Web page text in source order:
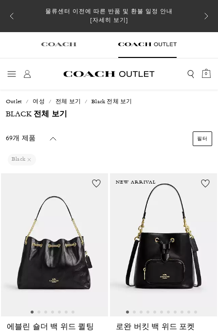
될 수
물류센터 이전에 따른 반품 및 환불 일정 안내
[자세히 보기]
0
Outlet 여성 전체 보기 Black 전체 보기
BLACK 전체 보기
69개 제품 필터
Black
에블린 숄더 백 위드 퀼팅
NEW ARRIVAL
로완 버킷 백 위드 포켓